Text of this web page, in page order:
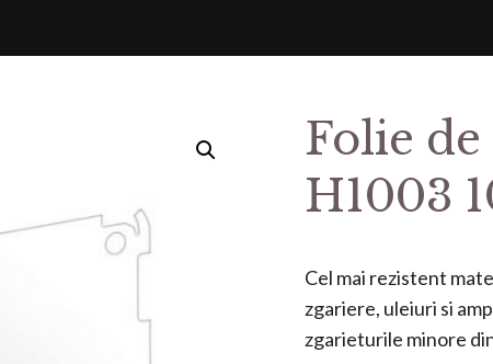
Folie
H1003
Cel mai rezistent
zgariere, uleiuri si
zgarieturile minore